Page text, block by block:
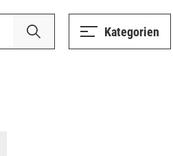
Kategorien